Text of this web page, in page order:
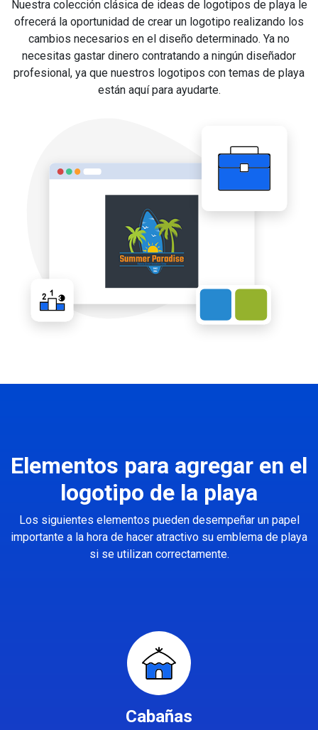
Nuestra colección clásica de ideas de logotipos de playa le
ofrecerá la oportunidad de crear un logotipo realizando los
cambios necesarios en el diseño determinado. Ya no
necesitas gastar dinero contratando a ningún diseñador
profesional, ya que nuestros logotipos con temas de playa
están aquí para ayudarte.
Elementos para agregar en el
logotipo de la playa
Los siguientes elementos pueden desempeñar un papel
importante a la hora de hacer atractivo su emblema de playa
si se utilizan correctamente.
Cabañas